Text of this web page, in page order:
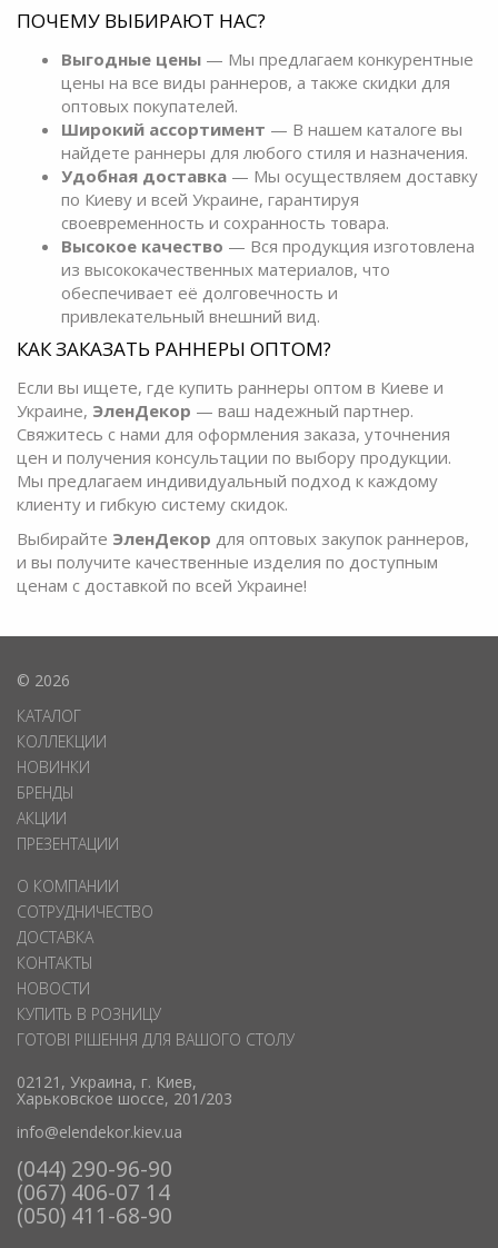
ПОЧЕМУ ВЫБИРАЮТ НАС?
Выгодные цены — Мы предлагаем конкурентные
цены на все виды раннеров, а также скидки для
оптовых покупателей.
Широкий ассортимент — В нашем каталоге вы
найдете раннеры для любого стиля и назначения.
Удобная доставка — Мы осуществляем доставку
по Киеву и всей Украине, гарантируя
своевременность и сохранность товара.
Высокое качество — Вся продукция изготовлена
из высококачественных материалов, что
обеспечивает её долговечность и
привлекательный внешний вид.
КАК ЗАКАЗАТЬ РАННЕРЫ ОПТОМ?
Если вы ищете, где купить раннеры оптом в Киеве и
Украине, ЭленДекор — ваш надежный партнер.
Свяжитесь с нами для оформления заказа, уточнения
цен и получения консультации по выбору продукции.
Мы предлагаем индивидуальный подход к каждому
клиенту и гибкую систему скидок.
Выбирайте ЭленДекор для оптовых закупок раннеров,
и вы получите качественные изделия по доступным
ценам с доставкой по всей Украине!
© 2026
КАТАЛОГ
КОЛЛЕКЦИИ
НОВИНКИ
БРЕНДЫ
АКЦИИ
ПРЕЗЕНТАЦИИ
О КОМПАНИИ
СОТРУДНИЧЕСТВО
ДОСТАВКА
КОНТАКТЫ
НОВОСТИ
КУПИТЬ В РОЗНИЦУ
ГОТОВІ РІШЕННЯ ДЛЯ ВАШОГО СТОЛУ
02121, Украина, г. Киев,
Харьковское шоссе, 201/203
info@elendekor.kiev.ua
(044) 290-96-90
(067) 406-07 14
(050) 411-68-90